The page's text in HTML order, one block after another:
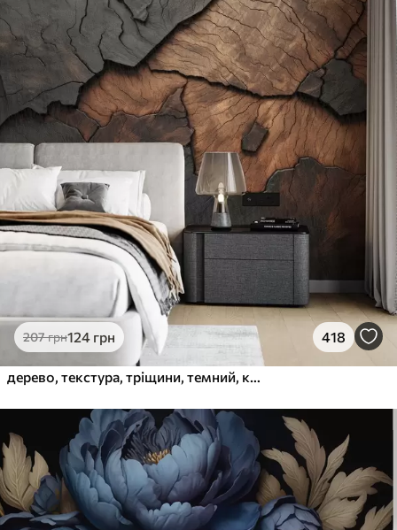
207грн124 грн 418